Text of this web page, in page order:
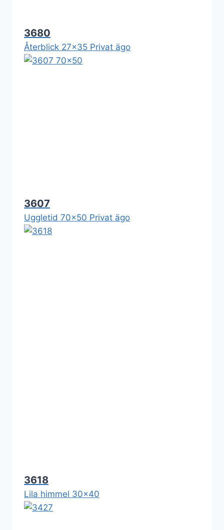
3680
Återblick 27x35 Privat ägo
3607
Uggletid 70x50 Privat ägo
3618
Lila himmel 30x40